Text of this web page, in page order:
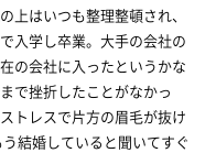
上はいつも整理整頓され、
入学し卒業。大手の会社の
の会社に入ったというかな
で挫折したことがなかっ
トレスで片方の眉毛が抜け
結婚していると聞いてすぐ